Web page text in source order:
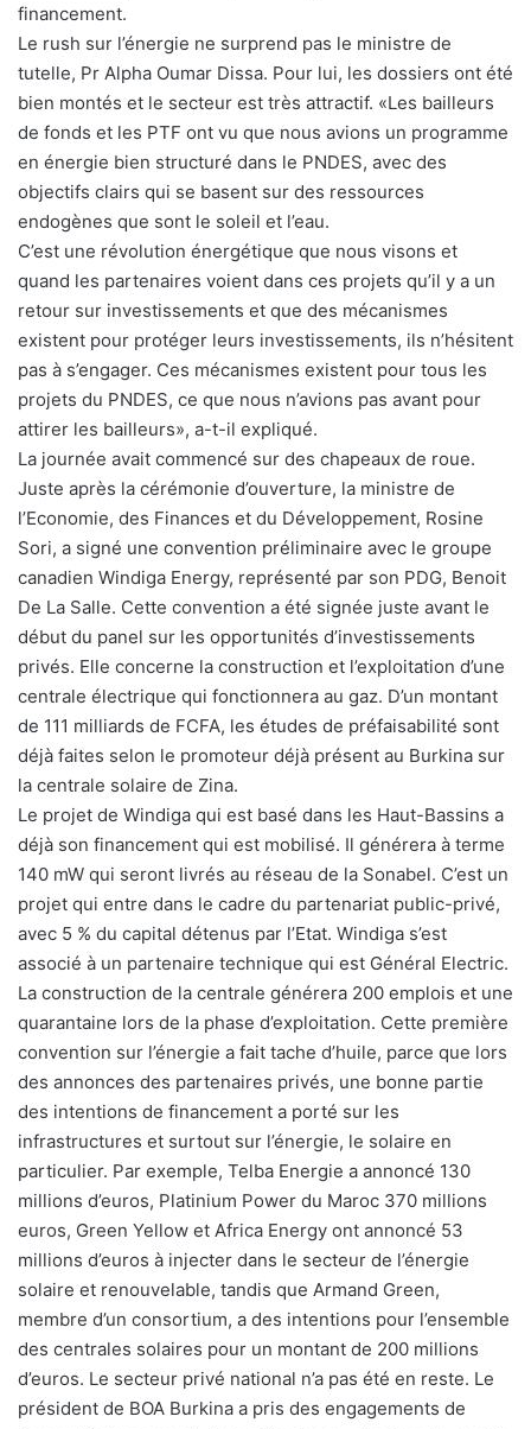
financement.
Le rush sur l’énergie ne surprend pas le ministre de
tutelle, Pr Alpha Oumar Dissa. Pour lui, les dossiers ont été
bien montés et le secteur est très attractif. «Les bailleurs
de fonds et les PTF ont vu que nous avions un programme
en énergie bien structuré dans le PNDES, avec des
objectifs clairs qui se basent sur des ressources
endogènes que sont le soleil et l’eau.
C’est une révolution énergétique que nous visons et
quand les partenaires voient dans ces projets qu’il y a un
retour sur investissements et que des mécanismes
existent pour protéger leurs investissements, ils n’hésitent
pas à s’engager. Ces mécanismes existent pour tous les
projets du PNDES, ce que nous n’avions pas avant pour
attirer les bailleurs», a-t-il expliqué.
La journée avait commencé sur des chapeaux de roue.
Juste après la cérémonie d’ouverture, la ministre de
l’Economie, des Finances et du Développement, Rosine
Sori, a signé une convention préliminaire avec le groupe
canadien Windiga Energy, représenté par son PDG, Benoit
De La Salle. Cette convention a été signée juste avant le
début du panel sur les opportunités d’investissements
privés. Elle concerne la construction et l’exploitation d’une
centrale électrique qui fonctionnera au gaz. D’un montant
de 111 milliards de FCFA, les études de préfaisabilité sont
déjà faites selon le promoteur déjà présent au Burkina sur
la centrale solaire de Zina.
Le projet de Windiga qui est basé dans les Haut-Bassins a
déjà son financement qui est mobilisé. Il générera à terme
140 mW qui seront livrés au réseau de la Sonabel. C’est un
projet qui entre dans le cadre du partenariat public-privé,
avec 5 % du capital détenus par l’Etat. Windiga s’est
associé à un partenaire technique qui est Général Electric.
La construction de la centrale générera 200 emplois et une
quarantaine lors de la phase d’exploitation. Cette première
convention sur l’énergie a fait tache d’huile, parce que lors
des annonces des partenaires privés, une bonne partie
des intentions de financement a porté sur les
infrastructures et surtout sur l’énergie, le solaire en
particulier. Par exemple, Telba Energie a annoncé 130
millions d’euros, Platinium Power du Maroc 370 millions
euros, Green Yellow et Africa Energy ont annoncé 53
millions d’euros à injecter dans le secteur de l’énergie
solaire et renouvelable, tandis que Armand Green,
membre d’un consortium, a des intentions pour l’ensemble
des centrales solaires pour un montant de 200 millions
d’euros. Le secteur privé national n’a pas été en reste. Le
président de BOA Burkina a pris des engagements de